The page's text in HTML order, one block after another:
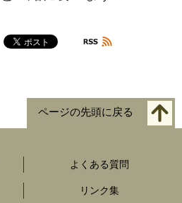
ページの先頭に戻る
よくある質問
リンク集